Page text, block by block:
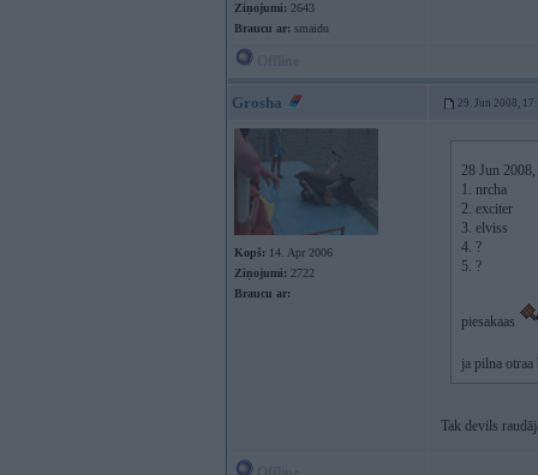
Ziņojumi: 2643
Braucu ar: smaidu
Grosha 29. Jun 2008,
Kopš: 14. Apr 2006
Ziņojumi: 2722
Braucu ar:
28 Jun
1. nrcha
2. exciter
3. elviss
4. ?
5. ?
piesakaas
ja pilna
Tak devils